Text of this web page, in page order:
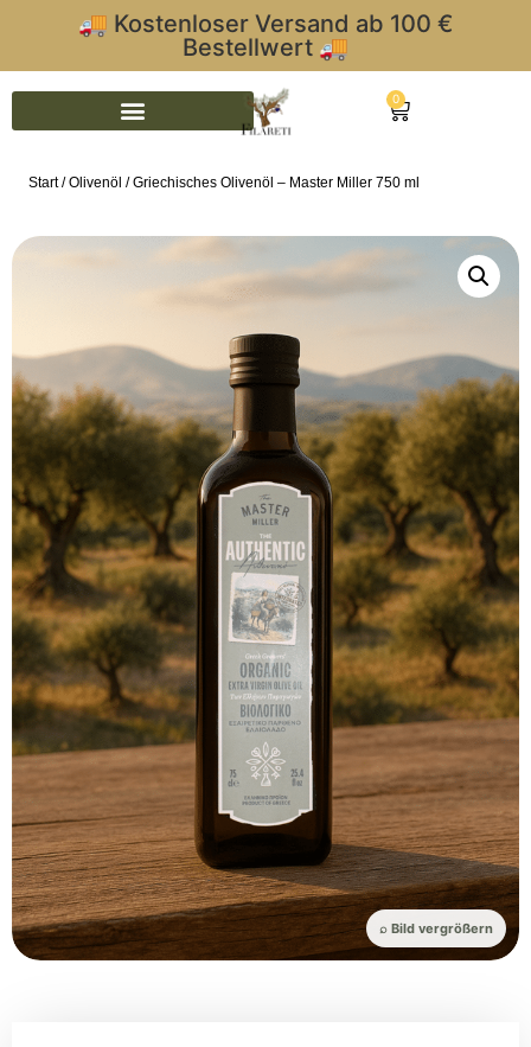
🚚 Kostenloser Versand ab 100 €
Bestellwert 🚚
0
Start/Olivenöl / Griechisches Olivenöl – Master Miller 750 ml
⌕ Bild vergrößern